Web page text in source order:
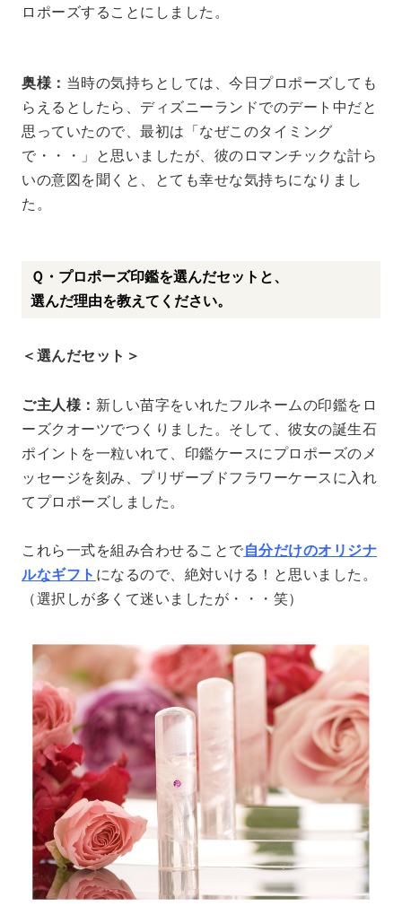
ロポーズすることにしました。
奥様： 当時の気持ちとしては、今日プロポーズしても
らえるとしたら、ディズニーランドでのデート中だと
思っていたので、最初は「なぜこのタイミング
で・・・」と思いましたが、彼のロマンチックな計ら
いの意図を聞くと、とても幸せな気持ちになりまし
た。
Ｑ・プロポーズ印鑑を選んだセットと、
選んだ理由を教えてください。
＜選んだセット＞
ご主人様： 新しい苗字をいれたフルネームの印鑑をロ
ーズクオーツでつくりました。そして、彼女の誕生石
ポイントを一粒いれて、印鑑ケースにプロポーズのメ
ッセージを刻み、プリザーブドフラワーケースに入れ
てプロポーズしました。
これら一式を組み合わせることで自分だけのオリジナ
ルなギフト になるので、絶対いける！と思いました。
（選択しが多くて迷いましたが・・・笑）